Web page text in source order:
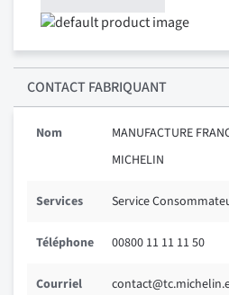
CONTACT FABRIQUANT
Nom
MANUFACTURE
MICHELIN
Services Service
Téléphone 00800 11 11 11 50
Courriel